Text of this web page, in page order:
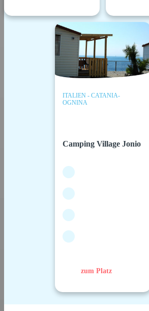
ITALIEN - CATANIA-
OGNINA
Camping Village Jonio
zum Platz